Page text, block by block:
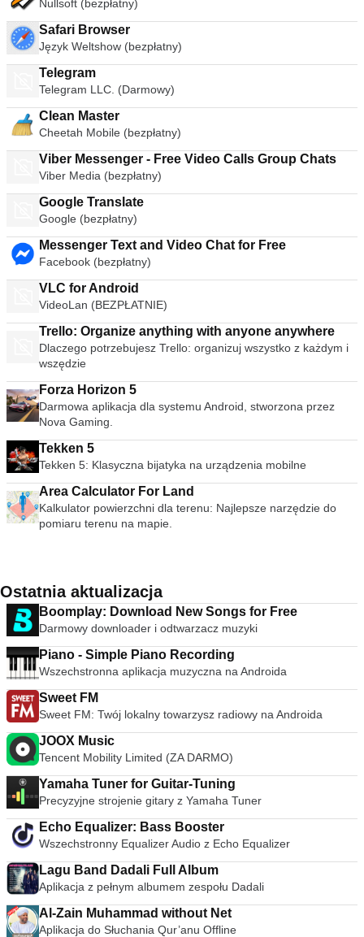
Nullsoft (bezpłatny)
Safari Browser
Język Weltshow (bezpłatny)
Telegram
Telegram LLC. (Darmowy)
Clean Master
Cheetah Mobile (bezpłatny)
Viber Messenger - Free Video Calls Group Chats
Viber Media (bezpłatny)
Google Translate
Google (bezpłatny)
Messenger Text and Video Chat for Free
Facebook (bezpłatny)
VLC for Android
VideoLan (BEZPŁATNIE)
Trello: Organize anything with anyone anywhere
Dlaczego potrzebujesz Trello: organizuj wszystko z każdym i
wszędzie
Forza Horizon 5
Darmowa aplikacja dla systemu Android, stworzona przez
Nova Gaming.
Tekken 5
Tekken 5: Klasyczna bijatyka na urządzenia mobilne
Area Calculator For Land
Kalkulator powierzchni dla terenu: Najlepsze narzędzie do
pomiaru terenu na mapie.
Ostatnia aktualizacja
Boomplay: Download New Songs for Free
Darmowy downloader i odtwarzacz muzyki
Piano - Simple Piano Recording
Wszechstronna aplikacja muzyczna na Androida
Sweet FM
Sweet FM: Twój lokalny towarzysz radiowy na Androida
JOOX Music
Tencent Mobility Limited (ZA DARMO)
Yamaha Tuner for Guitar-Tuning
Precyzyjne strojenie gitary z Yamaha Tuner
Echo Equalizer: Bass Booster
Wszechstronny Equalizer Audio z Echo Equalizer
Lagu Band Dadali Full Album
Aplikacja z pełnym albumem zespołu Dadali
Al-Zain Muhammad without Net
Aplikacja do Słuchania Qur’anu Offline